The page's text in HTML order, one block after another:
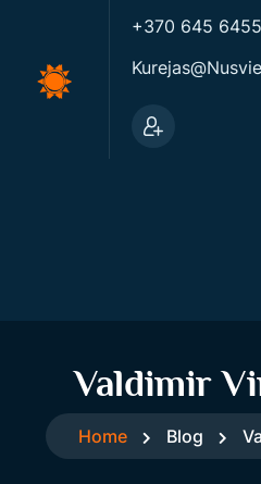
+370 645
Valdimir
Home Blog